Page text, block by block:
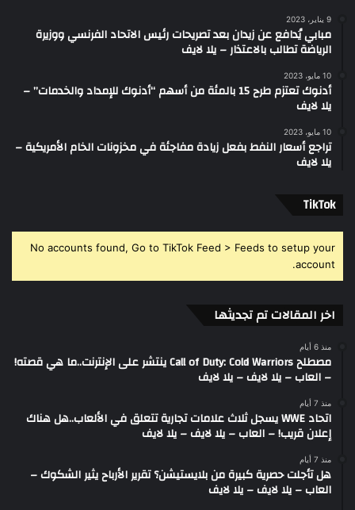
9 يناير، 2023
مبابي يُدافع عن زيدان بعد تصريحات رئيس الاتحاد الفرنسي ووزيرة
الرياضة تطالب بالاعتذار – يلا لايف
10 مايو، 2023
أدنوك تعتزم طرح 15 بالمئة من أسهم “أدنوك للإمداد والخدمات” –
يلا لايف
10 مايو، 2023
تراجع أسعار النفط بفعل زيادة مفاجئة في مخزونات الخام الأمريكية –
يلا لايف
‫TikTok
No accounts found, Go to TikTok Feed > Feeds to setup your
account.
اخر المقالات تم تجديثها
منذ 6 أيام
مصطلح Call of Duty: Cold Warriors ينتشر على الإنترنت..ما هي قصته!
– العاب – يلا لايف – يلا لايف
منذ 7 أيام
اتحاد WWE يسجل ثلاث علامات تجارية تتعلق في الألعاب..هل هناك
إعلان قريب! – العاب – يلا لايف – يلا لايف
منذ 7 أيام
هل تأجلت حصرية كبيرة من بلايستيشن؟ تقرير الأرباح يثير الشكوك –
العاب – يلا لايف – يلا لايف